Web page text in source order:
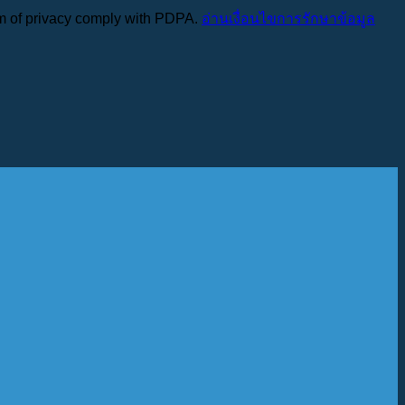
of privacy comply with PDPA. อ่านเงื่อนไขการรักษาข้อมูล